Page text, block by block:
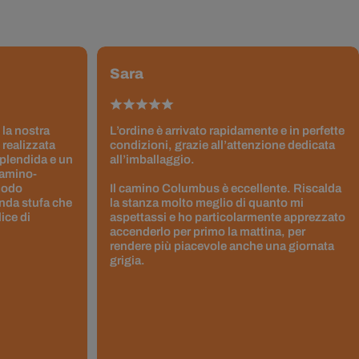
nostra
realizzata
e un
stufa che
di
Sara
L’ordine è arrivato rapidamente e in perfette
condizioni, grazie all’attenzione dedicata
all’imballaggio.
Il camino Columbus è eccellente. Riscalda
la stanza molto meglio di quanto mi
aspettassi e ho particolarmente apprezzato
accenderlo per primo la mattina, per
rendere più piacevole anche una giornata
grigia.